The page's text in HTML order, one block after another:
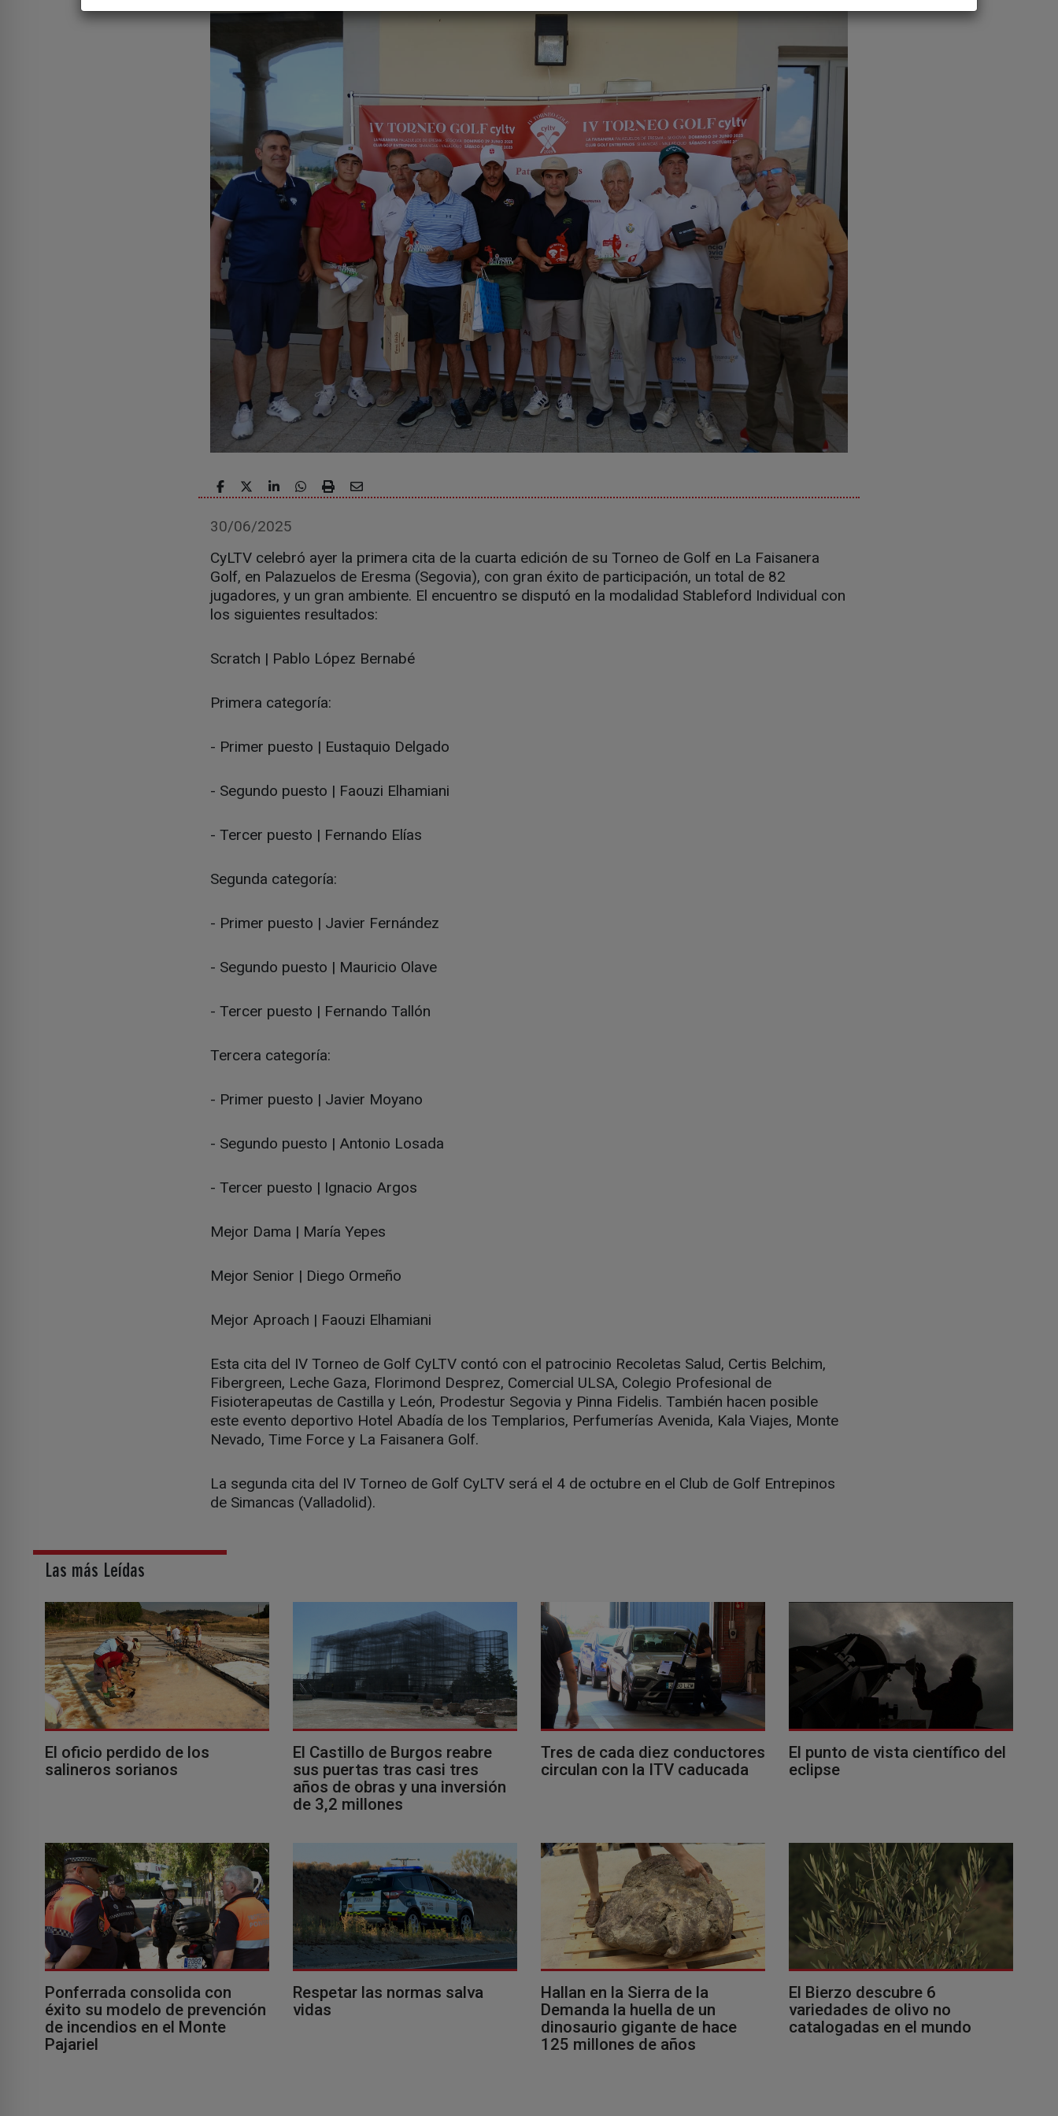
30/06/2025
CyLTV celebró ayer la primera cita de la cuarta edición de su Torneo de Golf en La Faisanera
Golf, en Palazuelos de Eresma (Segovia), con gran éxito de participación, un total de 82
jugadores, y un gran ambiente. El encuentro se disputó en la modalidad Stableford Individual con
los siguientes resultados:
Scratch | Pablo López Bernabé
Primera categoría:
- Primer puesto | Eustaquio Delgado
- Segundo puesto | Faouzi Elhamiani
- Tercer puesto | Fernando Elías
Segunda categoría:
- Primer puesto | Javier Fernández
- Segundo puesto | Mauricio Olave
- Tercer puesto | Fernando Tallón
Tercera categoría:
- Primer puesto | Javier Moyano
- Segundo puesto | Antonio Losada
- Tercer puesto | Ignacio Argos
Mejor Dama | María Yepes
Mejor Senior | Diego Ormeño
Mejor Aproach | Faouzi Elhamiani
Esta cita del IV Torneo de Golf CyLTV contó con el patrocinio Recoletas Salud, Certis Belchim,
Fibergreen, Leche Gaza, Florimond Desprez, Comercial ULSA, Colegio Profesional de
Fisioterapeutas de Castilla y León, Prodestur Segovia y Pinna Fidelis. También hacen posible
este evento deportivo Hotel Abadía de los Templarios, Perfumerías Avenida, Kala Viajes, Monte
Nevado, Time Force y La Faisanera Golf.
La segunda cita del IV Torneo de Golf CyLTV será el 4 de octubre en el Club de Golf Entrepinos
de Simancas (Valladolid).
Las más Leídas
El oficio perdido de los
salineros sorianos
El Castillo de Burgos reabre
sus puertas tras casi tres
años de obras y una inversión
de 3,2 millones
Tres de cada diez conductores
circulan con la ITV caducada
El punto de vista científico del
eclipse
Ponferrada consolida con
éxito su modelo de prevención
de incendios en el Monte
Pajariel
Respetar las normas salva
vidas
Hallan en la Sierra de la
Demanda la huella de un
dinosaurio gigante de hace
125 millones de años
El Bierzo descubre 6
variedades de olivo no
catalogadas en el mundo